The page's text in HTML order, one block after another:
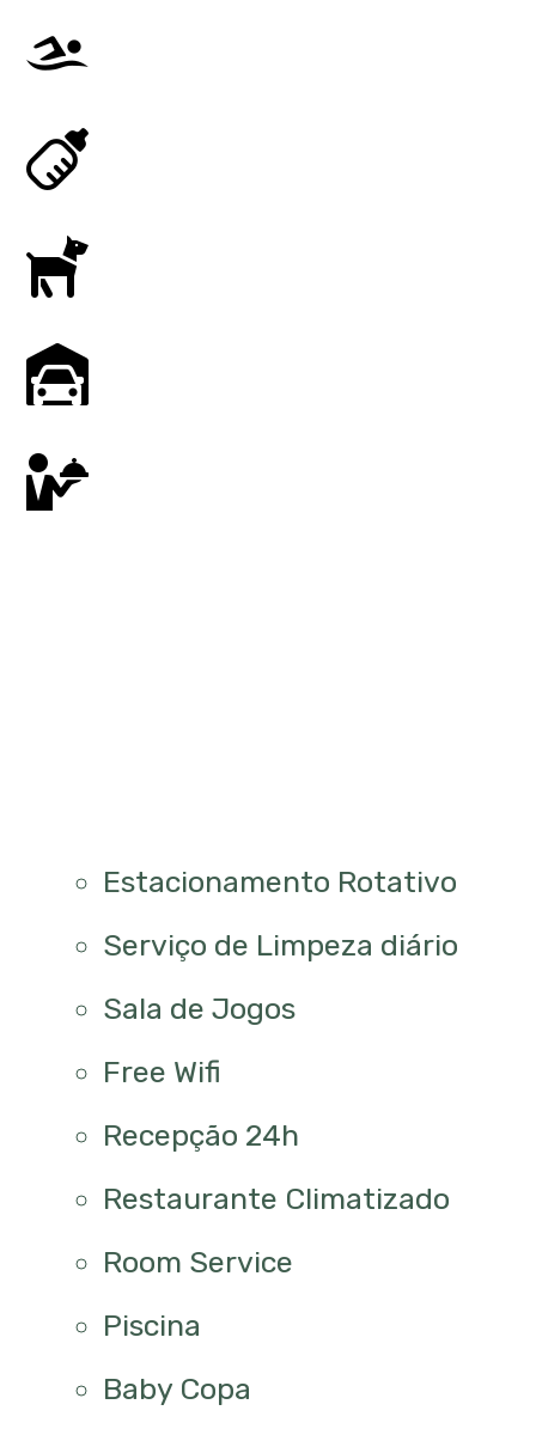
Estacionamento Rotativo
Serviço de Limpeza diário
Sala de Jogos
Free Wifi
Recepção 24h
Restaurante Climatizado
Room Service
Piscina
Baby Copa